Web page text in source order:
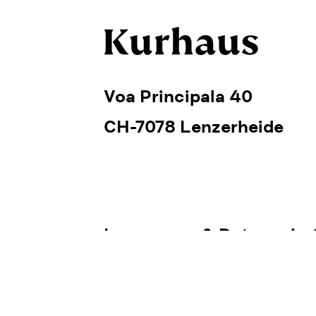
Voa Principala 40
CH-7078 Lenzerheide
Impressum &